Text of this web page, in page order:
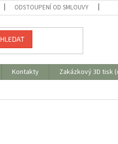
ODSTOUPENÍ OD SMLOUVY
HLEDAT
Kontakty
Zakázkový 3D tisk